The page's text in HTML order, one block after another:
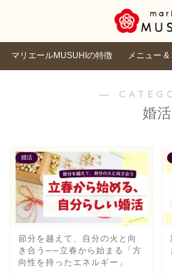
マリエールMUSUHIの特徴 メニュー &
―
婚活
婚活
節分を越えて、自分の火と向
き合う──立春から始まる「方
向性を持ったエネルギー」